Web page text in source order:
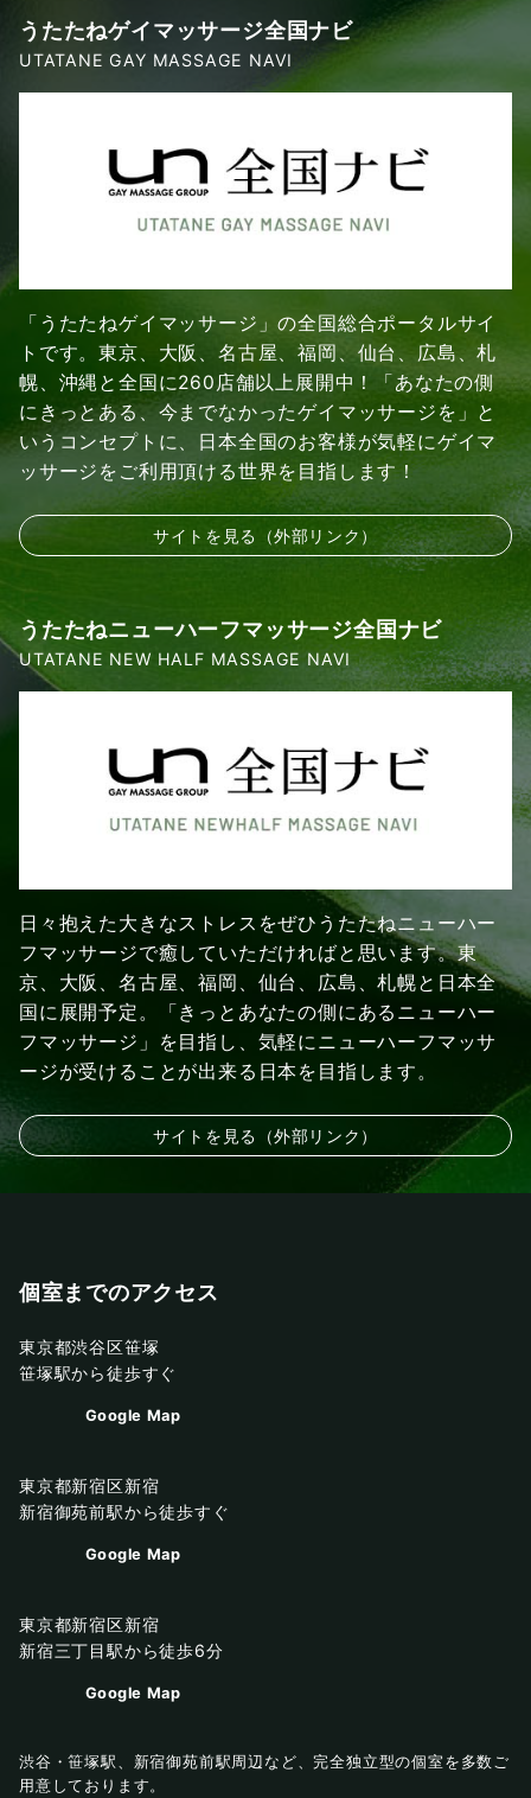
うたたねゲイマッサージ全国ナビ
UTATANE GAY MASSAGE NAVI
「うたたねゲイマッサージ」の全国総合ポータルサイ
トです。東京、大阪、名古屋、福岡、仙台、広島、札
幌、沖縄と全国に260店舗以上展開中！「あなたの側
にきっとある、今までなかったゲイマッサージを」と
いうコンセプトに、日本全国のお客様が気軽にゲイマ
ッサージをご利用頂ける世界を目指します！
サイトを見る（外部リンク）
うたたねニューハーフマッサージ全国ナビ
UTATANE NEW HALF MASSAGE NAVI
日々抱えた大きなストレスをぜひうたたねニューハー
フマッサージで癒していただければと思います。東
京、大阪、名古屋、福岡、仙台、広島、札幌と日本全
国に展開予定。「きっとあなたの側にあるニューハー
フマッサージ」を目指し、気軽にニューハーフマッサ
ージが受けることが出来る日本を目指します。
サイトを見る（外部リンク）
個室までのアクセス
東京都渋谷区笹塚
笹塚駅から徒歩すぐ
Google Map
東京都新宿区新宿
新宿御苑前駅から徒歩すぐ
Google Map
東京都新宿区新宿
新宿三丁目駅から徒歩6分
Google Map
渋谷・笹塚駅、新宿御苑前駅周辺など、完全独立型の個室を多数ご
用意しております。